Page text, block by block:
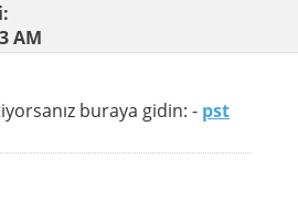
AM
buraya gidin: - pst